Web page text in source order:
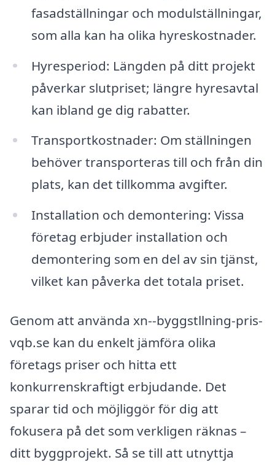
fasadställningar och modulställningar,
som alla kan ha olika hyreskostnader.
Hyresperiod: Längden på ditt projekt
påverkar slutpriset; längre hyresavtal
kan ibland ge dig rabatter.
Transportkostnader: Om ställningen
behöver transporteras till och från din
plats, kan det tillkomma avgifter.
Installation och demontering: Vissa
företag erbjuder installation och
demontering som en del av sin tjänst,
vilket kan påverka det totala priset.
Genom att använda xn--byggstllning-pris-
vqb.se kan du enkelt jämföra olika
företags priser och hitta ett
konkurrenskraftigt erbjudande. Det
sparar tid och möjliggör för dig att
fokusera på det som verkligen räknas –
ditt byggprojekt. Så se till att utnyttja